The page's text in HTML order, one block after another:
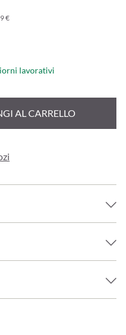
€
lavorativi
AL CARRELLO